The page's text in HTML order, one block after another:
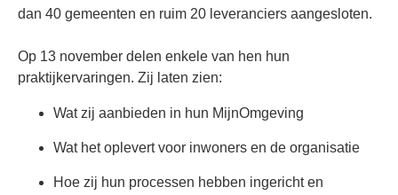
dan 40 gemeenten en ruim 20 leveranciers aangesloten.
Op 13 november delen enkele van hen hun
praktijkervaringen. Zij laten zien:
Wat zij aanbieden in hun MijnOmgeving
Wat het oplevert voor inwoners en de organisatie
Hoe zij hun processen hebben ingericht en